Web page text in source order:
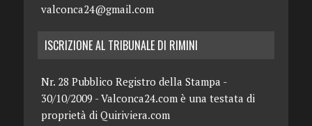
valconca24@gmail.com
ISCRIZIONE AL TRIBUNALE DI RIMINI
Nr. 28 Pubblico Registro della Stampa -
30/10/2009 - Valconca24.com è una testata di
proprietà di Quiriviera.com